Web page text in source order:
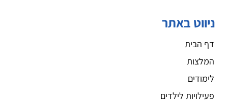
ניווט באתר
דף הבית
המלצות
לימודים
פעילויות לילדים